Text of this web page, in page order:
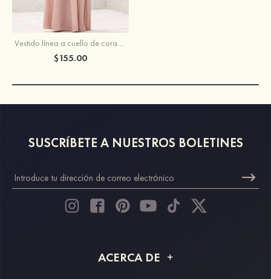
Vestido línea a cuello de corazón jersey hasta el suelo vestido de dama de honor
$155.00
SUSCRÍBETE A NUESTROS BOLETINES
ACERCA DE